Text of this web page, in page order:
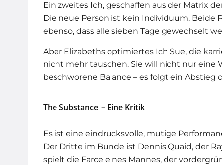
Ein zweites Ich, geschaffen aus der Matrix
Die neue Person ist kein Individuum. Beide
ebenso, dass alle sieben Tage gewechselt
Aber Elizabeths optimiertes Ich Sue, die
nicht mehr tauschen. Sie will nicht nur eine
beschworene Balance – es folgt ein Abstieg
The Substance – Eine Kritik
Es ist eine eindrucksvolle, mutige
Der Dritte im Bunde ist Dennis Quaid, der
spielt die Farce eines Mannes, der